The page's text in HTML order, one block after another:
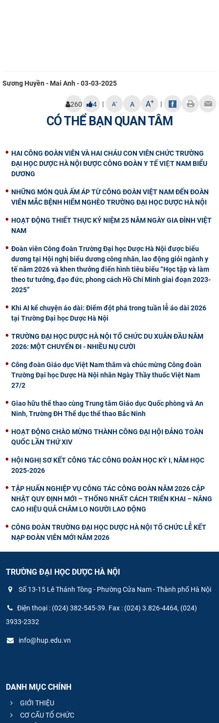
Sương Huyền - Mai Anh - 03-03-2025
260 4 | A- A A+ |
CÓ THỂ BẠN QUAN TÂM
HAI CÔNG ĐOÀN VIÊN VÀ HAI CHÁU CON VIÊN CHỨC TRƯỜNG
ĐẠI HỌC DƯỢC HÀ NỘI ĐƯỢC CÔNG ĐOÀN Y TẾ VIỆT NAM BIỂU
DƯƠNG
NHỮNG MÓN QUÀ ẤM ÁP TỪ CÔNG ĐOÀN VIỆT NAM ĐẾN ĐOÀN
VIÊN MẮC BỆNH HIỂM NGHÈO TRƯỜNG ĐẠI HỌC DƯỢC HÀ NỘI
HOẠT ĐỘNG THIẾT THỰC KỶ NIỆM 25 NĂM NGÀY GIA ĐÌNH VIỆT
NAM
Đoàn viên Công đoàn Trường Đại học Dược Hà Nội được biểu
dương tại Hội nghị biểu dương công nhân, lao động giỏi ngành y
tế năm 2026 và khen thưởng điển hình tiêu biểu “Học tập và làm
theo tư tưởng, đạo đức, phong cách Hồ Chí Minh giai đoạn 2023-
2025”
Khi AI kể chuyện áo dài: Điểm đột phá trong tuần lễ áo dài 2026
tại Trường Đại học Dược Hà Nội
TRƯỜNG ĐẠI HỌC DƯỢC HÀ NỘI TỔ CHỨC DU XUÂN ĐẦU NĂM
2026: MỘT CHUYẾN ĐI - NHIỀU NỤ CƯỜI
Công đoàn Giáo dục Việt Nam thăm và chúc mừng Công đoàn
Trường Đại học Dược Hà Nội nhân Ngày Thầy thuốc Việt Nam
27/2
Giao hữu thể thao cùng Trung tâm Giáo dục Quốc phòng và An
Ninh, Trường ĐH Thể dục thể thao Bắc Ninh
HOẠT ĐỘNG CHÀO MỪNG THÀNH CÔNG ĐẠI HỘI ĐẢNG TOÀN
QUỐC LẦN THỨ XIV
HỘI NGHỊ SƠ KẾT CÔNG TÁC CÔNG ĐOÀN HỌC KỲ I, NĂM HỌC
2025-2026
TẬP HUẤN NGHIỆP VỤ CÔNG TÁC CÔNG ĐOÀN NĂM 2026 CẬP
NHẬT QUY ĐỊNH MỚI – THỐNG NHẤT CÁCH TRIỂN KHAI – NÂNG
CAO HIỆU QUẢ CHĂM LO NGƯỜI LAO ĐỘNG
CÔNG ĐOÀN TRƯỜNG ĐẠI HỌC DƯỢC HÀ NỘI TỔ CHỨC LỄ KẾT
NẠP ĐOÀN VIÊN MỚI NĂM 2026
TRƯỜNG ĐẠI HỌC DƯỢC HÀ NỘI
Số 13-15 Lê Thánh Tông - Phường Cửa Nam - Thành phố Hà Nội
Điện thoại : (024) 382-545-39. Fax : (024) 3.826-4464, (024)
3933-2332
info@hup.edu.vn
DANH MỤC CHÍNH
GIỚI THIỆU
CƠ CẤU TỔ CHỨC